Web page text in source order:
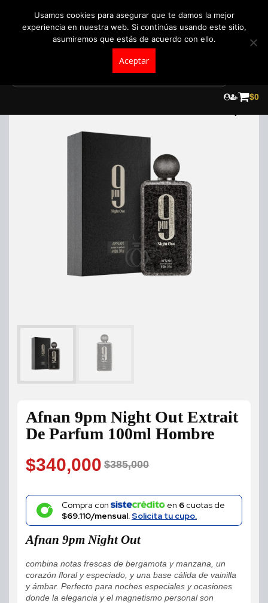
$0
Afnan 9pm Night Out Extrait
De Parfum 100ml Hombre
$385,000
Original
price
was:
$385,000.
$340,000
Current
price
is:
$340,000.
Compra con en 6cuotas de
$69.110/mensual.Solicita tu cupo.
Afnan 9pm Night Out
combina notas frescas de bergamota y manzana, un
corazón floral y especiado, y una base cálida de vainilla
y ámbar. Perfecto para noches especiales y ocasiones
donde la elegancia y el magnetismo personal son
Usamos cookies para asegurar que te damos la mejor
experiencia en nuestra web. Si continúas usando este sitio,
asumiremos que estás de acuerdo con ello.
Aceptar